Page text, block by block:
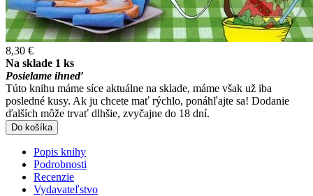
8,30 €
Na sklade 1 ks
Posielame ihneď
Túto knihu máme síce aktuálne na sklade, máme však už iba
posledné kusy. Ak ju chcete mať rýchlo, ponáhľajte sa! Dodanie
ďalších môže trvať dlhšie, zvyčajne do 18 dní.
Do košíka
Popis knihy
Podrobnosti
Recenzie
Vydavateľstvo